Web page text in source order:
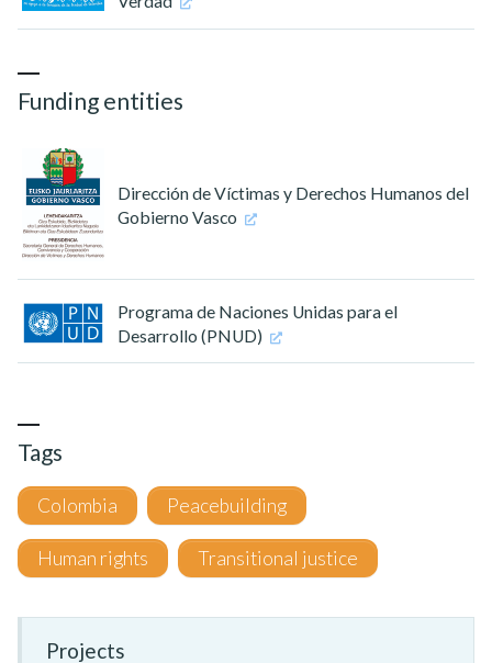
Funding entities
Dirección de Víctimas y Derechos Humanos del
Gobierno Vasco
Programa de Naciones Unidas para el
Desarrollo (PNUD)
Tags
Colombia Peacebuilding
Human rights Transitional justice
Projects